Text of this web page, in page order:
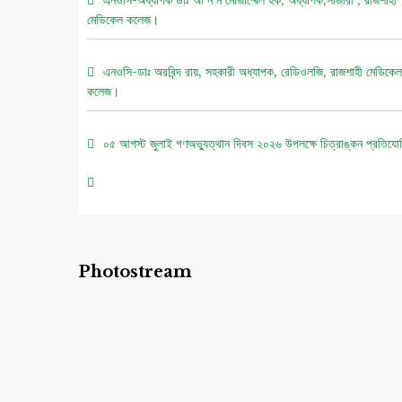
মেডিকেল কলেজ।
এনওসি-ডাঃ অরবিন্দ রায়, সহকারী অধ্যাপক, রেডিওলজি, রাজশাহী মেডিকেল
কলেজ।
০৫ আগস্ট জুলাই গণঅভ্যুত্থান দিবস ২০২৬ উপলক্ষে চিত্রাঙ্কন
Photostream